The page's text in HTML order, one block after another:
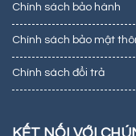
Chính sách bảo hành
Chính sách bảo mật
Chính sách đổi trả